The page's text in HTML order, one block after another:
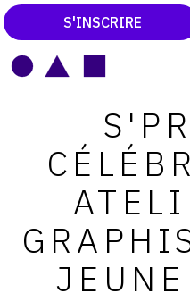
S'INSCRIRE
LES
LES
ARCHIVES
ACTUALITÉS